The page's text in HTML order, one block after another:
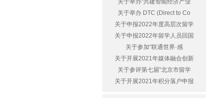
关于举办“共建智能经济产业
关于举办 DTC (Direct to Co
关于申报2022年度高层次留学
关于申报2022年留学人员回国
关于参加“联通世界·感
关于开展2021年媒体融合创新
关于参评第七届“北京市留学
关于开展2021年积分落户申报